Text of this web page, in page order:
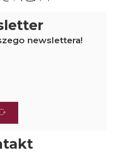
newslettera!